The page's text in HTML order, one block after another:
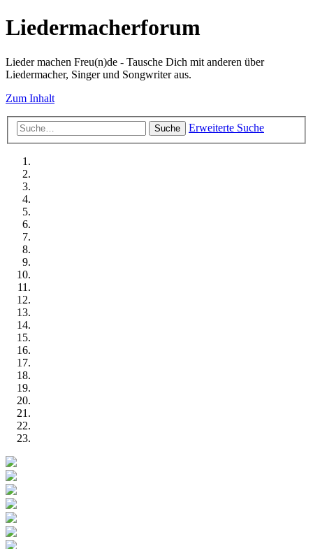
Liedermacherforum
Lieder machen Freu(n)de - Tausche Dich mit anderen über
Liedermacher, Singer und Songwriter aus.
Zum Inhalt
Suche Erweiterte Suche